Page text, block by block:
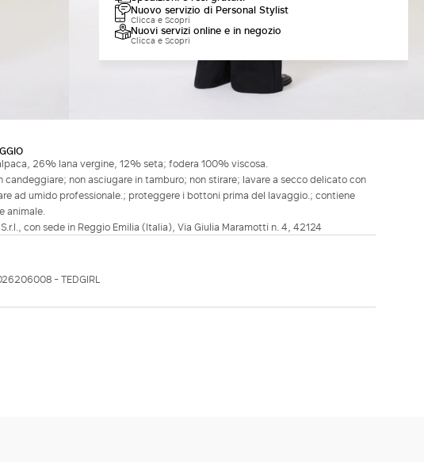
Nuovo servizio di Personal Stylist
Clicca e Scopri
Nuovi servizi online e in negozio
Clicca e Scopri
26% lana vergine, 12% seta; fodera 100% viscosa.
candeggiare; non asciugare in tamburo; non stirare; lavare a secco delicato con
ad umido professionale.; proteggere i bottoni prima del lavaggio.; contiene
animale.
con sede in Reggio Emilia (Italia), Via Giulia Maramotti n. 4, 42124
- TEDGIRL